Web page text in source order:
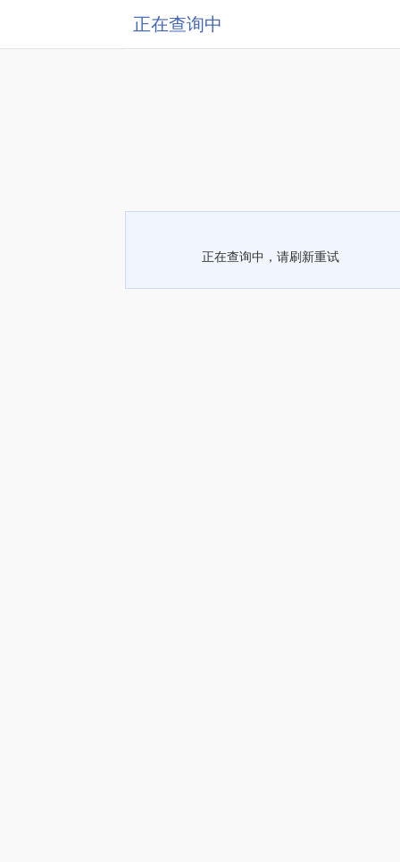
正在查询中
正在查询中，请刷新重试